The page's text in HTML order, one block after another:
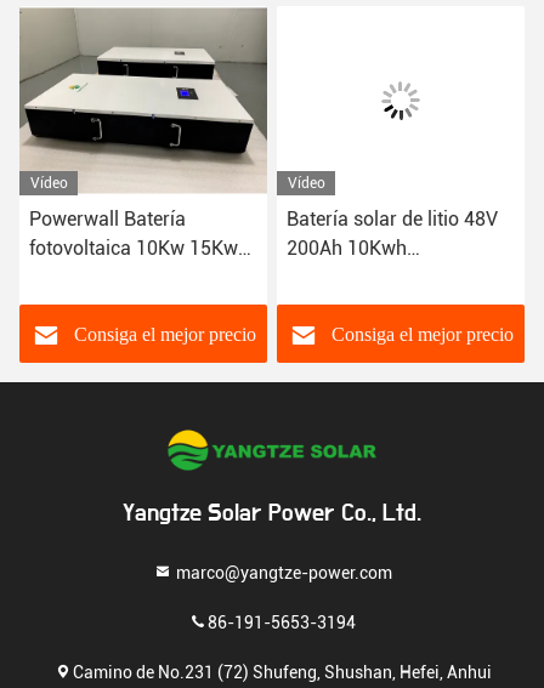
Vídeo
Batería solar de litio 48V
200Ah 10Kwh
energía Baterías Lifepo4
PowerwallConsiga el mejor precio
Vídeo
Sistema de
almacenamiento de
5kw 10kwh hogar fosfato
de hierro de litio 48 voltios
10 kwh batería lifepo4
Consiga el mejor precio
Yangtze Solar Power Co., Ltd.
marco@yangtze-power.com
86-191-5653-3194
Camino de No.231 (72) Shufeng, Shushan, Hefei, Anhui